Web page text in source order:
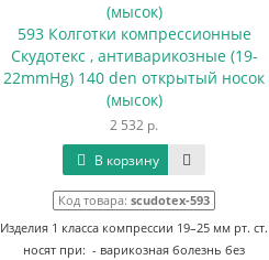
593 Колготки компрессионные
Скудотекс , антиварикозные (19-
22mmHg) 140 den открытый носок
(мысок)
2 532 р.
В корзину
Код товара:scudotex-593
Изделия 1 класса компрессии 19–25 мм рт. ст.
носят при: - варикозная болезнь без